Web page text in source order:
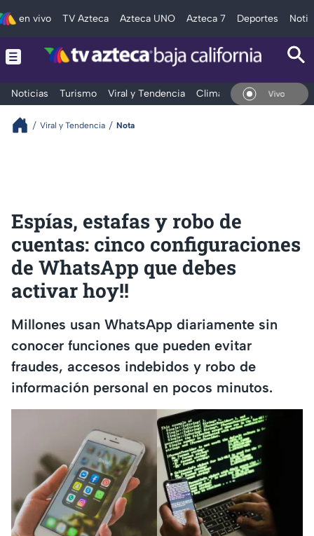
en vivo TV Azteca Azteca UNO Azteca 7 Deportes
Noticias Turismo Viral y Tendencia Clima Deportes
En Vivo
Viral y Tendencia Nota
Espías, estafas y robo de
cuentas: cinco configuraciones
de WhatsApp que debes
activar hoy‼️
Millones usan WhatsApp diariamente sin
conocer funciones que pueden evitar
fraudes, accesos indebidos y robo de
información personal en pocos minutos.